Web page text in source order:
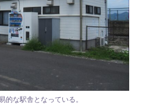
的な駅舎となっている。